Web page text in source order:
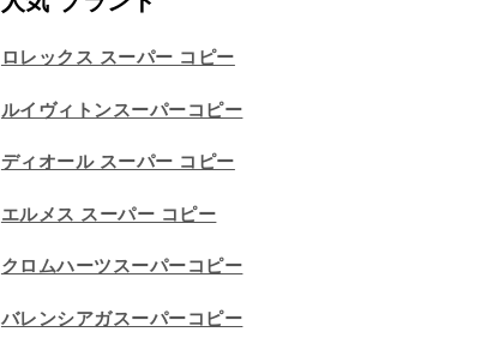
ロレックス スーパー コピー
ルイヴィトンスーパーコピー
ディオール スーパー コピー
エルメス スーパー コピー
クロムハーツスーパーコピー
バレンシアガスーパーコピー